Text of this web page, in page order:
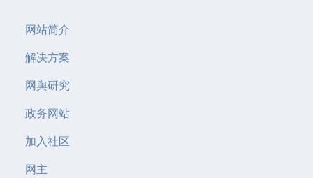
网站简介
解决方案
网舆研究
政务网站
加入社区
网主